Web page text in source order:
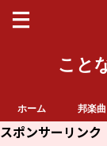
こと
ホーム 邦楽
スポンサーリンク